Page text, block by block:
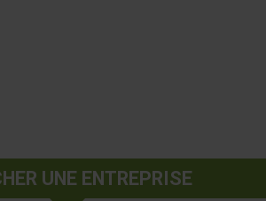
UNE ENTREPRISE